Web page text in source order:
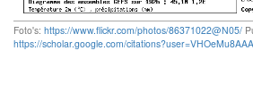
Foto's: https://www.flickr.com/photos/86371022@N05/
https://scholar.google.com/